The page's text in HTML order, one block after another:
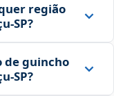
região
de guincho